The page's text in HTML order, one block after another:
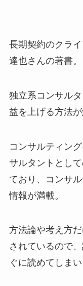
長期契約のクラ
達也さんの著書。
独立系コンサル
益を上げる方法が
コンサルティン
サルタントとし
ており、コンサ
情報が満載。
方法論や考え方
されているので
ぐに読めてしまい